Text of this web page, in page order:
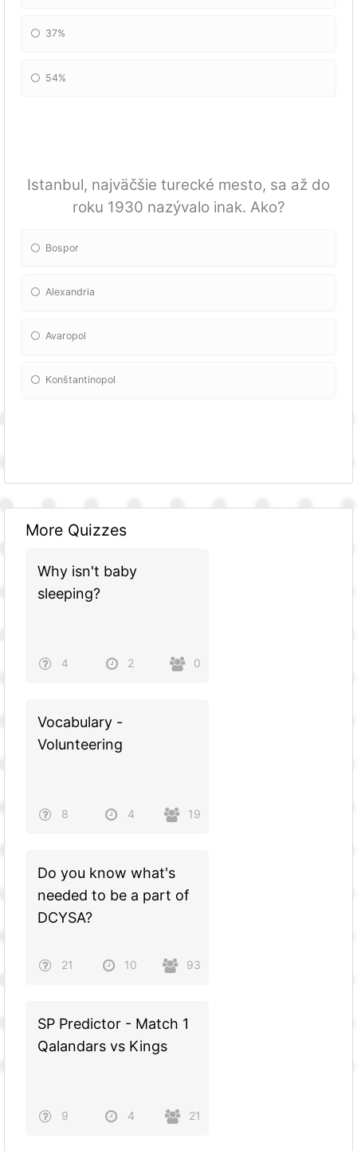
37%
54%
Istanbul, najväčšie turecké mesto, sa až do
roku 1930 nazývalo inak. Ako?
Bospor
Alexandria
Avaropol
Konštantinopol
More Quizzes
Why isn't baby
sleeping?
4 2 0
Vocabulary -
Volunteering
8 4 19
Do you know what's
needed to be a part of
DCYSA?
21 10 93
SP Predictor - Match 1
Qalandars vs Kings
9 4 21